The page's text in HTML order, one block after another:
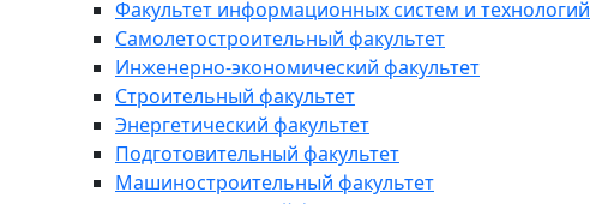
Факультет информационных систем и технологий
Самолетостроительный факультет
Инженерно-экономический факультет
Строительный факультет
Энергетический факультет
Подготовительный факультет
Машиностроительный факультет